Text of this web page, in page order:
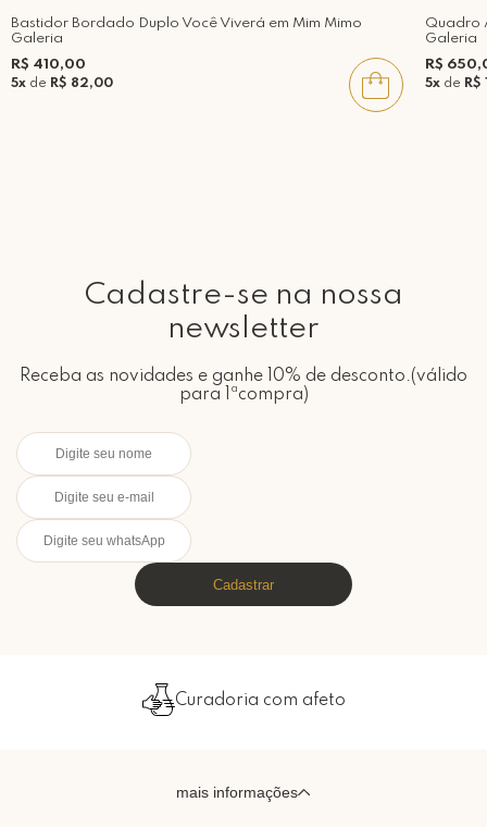
Bastidor Bordado Duplo Você Viverá em Mim Mimo
Galeria
R$ 410,00
5x de R$ 82,00
Quadro
Galeria
R$
5xde R$
Cadastre-se na nossa
newsletter
Receba as novidades e ganhe 10% de desconto.(válido
para 1ªcompra)
Cadastrar
Curadoria com afeto
mais informações